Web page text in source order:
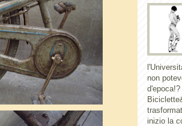
non
inizio la